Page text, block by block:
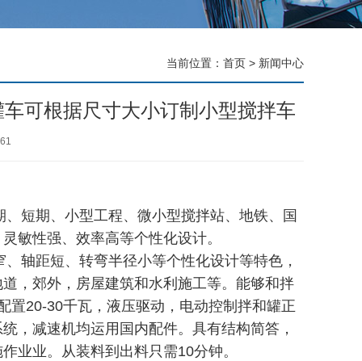
当前位置： 首页 > 新闻中心
可根据尺寸大小订制小型搅拌车
期、小型工程、微小型搅拌站、地铁、国
敏性强、效率高等个性化设计。
距短、转弯半径小等个性化设计等特色，
，郊外，房屋建筑和水利施工等。能够和拌
置20-30千瓦，液压驱动，电动控制拌和罐正
，减速机均运用国内配件。具有结构简答，
业业。从装料到出料只需10分钟。